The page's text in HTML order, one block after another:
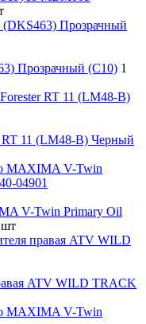
Прозрачный (C10) 1
11 (LM48-B) Черный
V-Twin Primary Oil
ATV WILD TRACK